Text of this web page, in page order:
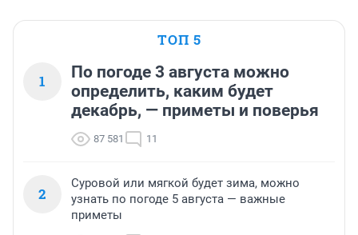
ТОП 5
1
По погоде 3 августа можно
определить, каким будет
декабрь, — приметы и поверья
87 581 11
2
Суровой или мягкой будет зима, можно
узнать по погоде 5 августа — важные
приметы